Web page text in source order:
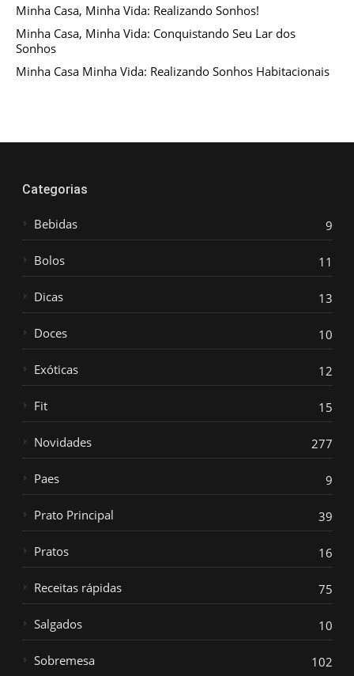
Minha Casa, Minha Vida: Realizando Sonhos!
Minha Casa, Minha Vida: Conquistando Seu Lar dos
Sonhos
Minha Casa Minha Vida: Realizando Sonhos Habitacionais
Categorias
Bebidas 9
Bolos 11
Dicas 13
Doces 10
Exóticas 12
Fit 15
Novidades 277
Paes 9
Prato Principal 39
Pratos 16
Receitas rápidas 75
Salgados 10
Sobremesa 102